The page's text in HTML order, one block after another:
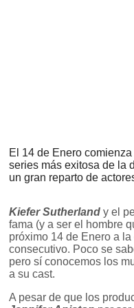
El 14 de Enero
series más exitosa de la
un gran reparto de
Kiefer Sutherland y el
fama (y a ser el hombre
próximo 14 de Enero a la
consecutivo. Poco se
pero sí conocemos los
a su cast.
A pesar de que los